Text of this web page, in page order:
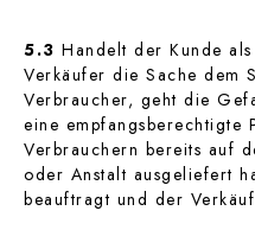
5.3 Handelt der Kunde
Verkäufer die Sache dem
Verbraucher, geht die
eine
Verbrauchern bereits auf
oder Anstalt ausgeliefert
beauftragt und der